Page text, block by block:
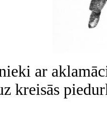
ar
kreisās